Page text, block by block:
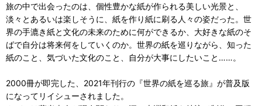
旅の中で出会ったのは、個性豊かな紙が作られる美しい光景と、
淡々とあるいは楽しそうに、紙を作り紙に刷る人々の姿だった。世
界の手漉き紙と文化の未来のために何ができるか、大好きな紙のそ
ばで自分は将来何をしていくのか。世界の紙を巡りながら、知った
紙のこと、気づいた文化のこと、自分が大事にしたいこと……。
2000冊が即完した、2021年刊行の『世界の紙を巡る旅』が普及版
になってリイシューされました。